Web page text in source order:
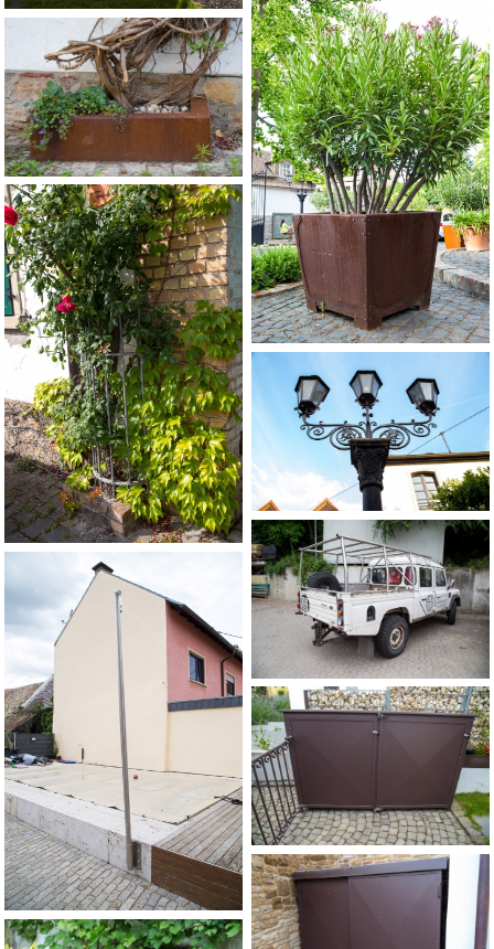
Hoflampe
Ladegestell und
Verzurrleisten
gefertigt aus Rundrohr
Pfosten für Sonnensegel
gefertigt aus Rundrohr und
Flachmaterial
Mülltonnen Einhausung
gefertigt aus Stahl und
Aluminium
Mülltonnen
Grillrost mit Feuerwanne